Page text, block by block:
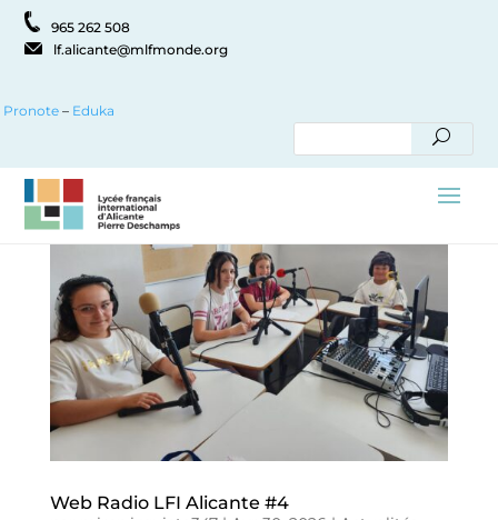
965 262 508
lf.alicante@mlfmonde.org
Pronote – Eduka
Web Radio LFI Alicante #4